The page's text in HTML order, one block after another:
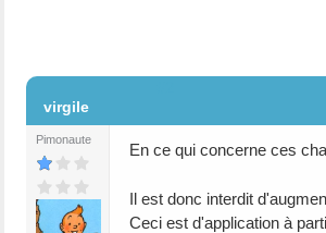
virgile
Pimonaute
En ce qui concerne ces
Il est donc interdit
Ceci est d'application à